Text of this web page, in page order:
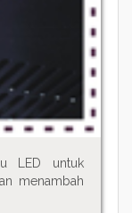
LED untuk
menambah